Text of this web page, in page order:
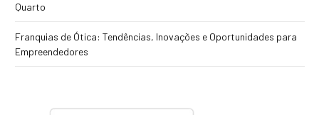
Quarto
Franquias de Ótica: Tendências, Inovações e Oportunidades para
Empreendedores